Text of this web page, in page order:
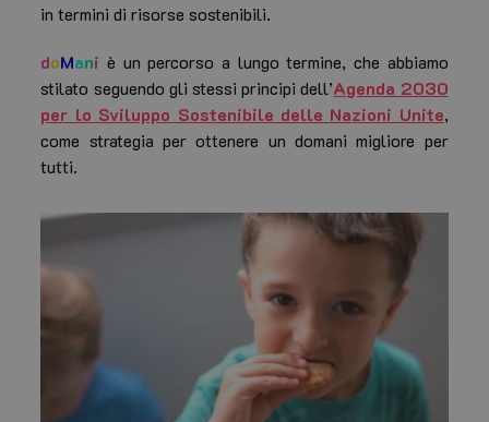
in termini di risorse sostenibili.
doManiè un percorso a lungo termine, che abbiamo
stilato seguendo gli stessi principi dell’Agenda 2030
per lo Sviluppo Sostenibile delle Nazioni Unite,
come strategia per ottenere un domani migliore per
tutti.